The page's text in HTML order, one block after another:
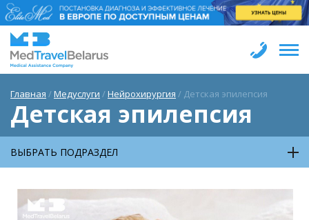
Главная /Медуслуги /Нейрохирургия / Детская эпилепсия
Детская эпилепсия
ВЫБРАТЬ ПОДРАЗДЕЛ